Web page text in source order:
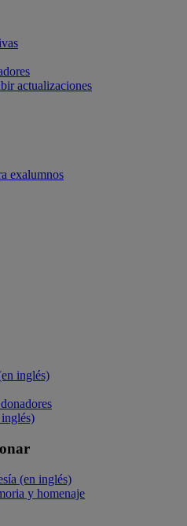
actualizaciones
exalumnos
inglés)
(en inglés)
y homenaje